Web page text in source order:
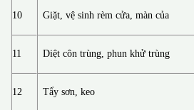
10 Giặt, vệ sinh rèm cửa, màn của
11 Diệt côn trùng, phun khử trùng
12 Tẩy sơn, keo